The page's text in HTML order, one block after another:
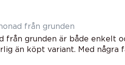
från grunden
från grunden är både enkelt
än köpt variant. Med några